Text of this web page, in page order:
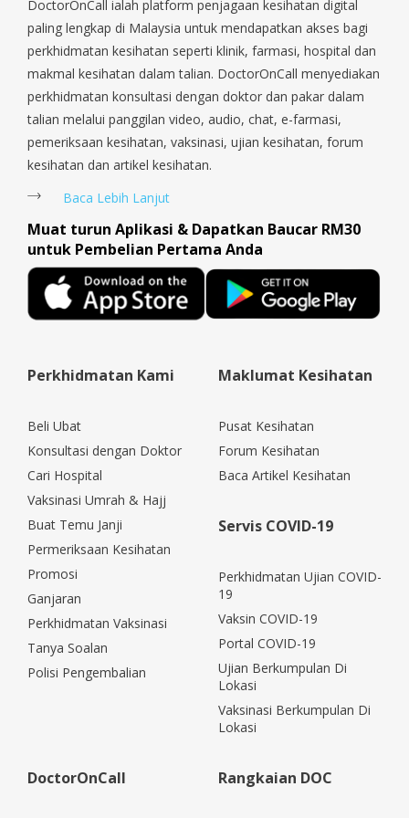
Sengkang, Serangoon, Serangoon Rd, Seletar, Tampines, Toa
Payoh, Tanjong Pagar, Telok Blangah, Tanglin, Thomson, Tuas,
Tengah, Upper East Coast, Upper Bukit Timah, Upper Thomson,
Woodlands, West Coast, Yishun, Yio Chu Kang.
DoctorOnCall ialah platform penjagaan kesihatan digital
paling lengkap di Malaysia untuk mendapatkan akses bagi
perkhidmatan kesihatan seperti klinik, farmasi, hospital dan
makmal kesihatan dalam talian. DoctorOnCall menyediakan
perkhidmatan konsultasi dengan doktor dan pakar dalam
talian melalui panggilan video, audio, chat, e-farmasi,
pemeriksaan kesihatan, vaksinasi, ujian kesihatan, forum
kesihatan dan artikel kesihatan.
Baca Lebih Lanjut
Muat turun Aplikasi & Dapatkan Baucar RM30
untuk Pembelian Pertama Anda
Perkhidmatan Kami
Beli Ubat
Konsultasi dengan Doktor
Cari Hospital
Vaksinasi Umrah & Hajj
Buat Temu Janji
Permeriksaan Kesihatan
Promosi
Ganjaran
Perkhidmatan Vaksinasi
Tanya Soalan
Polisi Pengembalian
Maklumat Kesihatan
Pusat Kesihatan
Forum Kesihatan
Baca Artikel Kesihatan
Servis COVID-19
Perkhidmatan Ujian COVID-
19
Vaksin COVID-19
Portal COVID-19
Ujian Berkumpulan Di
Lokasi
Vaksinasi Berkumpulan Di
Lokasi
DoctorOnCall Rangkaian DOC